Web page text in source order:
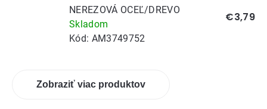
NEREZOVÁ OCEĽ/DREVO
Skladom
Kód: AM3749752
€3,79
Zobraziť viac produktov